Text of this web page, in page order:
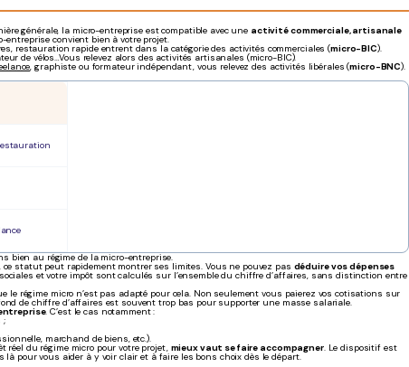
générale, la micro-entreprise est compatible avec une activité commerciale, artisanale
entreprise convient bien à votre projet.
restauration rapide entrent dans la catégorie des activités commerciales (micro-BIC).
de vélos…Vous relevez alors des activités artisanales (micro-BIC).
, graphiste ou formateur indépendant, vous relevez des activités libérales (micro-BNC).
bien au régime de la micro-entreprise.
statut peut rapidement montrer ses limites. Vous ne pouvez pas déduire vos dépenses
et votre impôt sont calculés sur l’ensemble du chiffre d’affaires, sans distinction entre
le régime micro n’est pas adapté pour cela. Non seulement vous paierez vos cotisations sur
de chiffre d’affaires est souvent trop bas pour supporter une masse salariale.
. C’est le cas notamment :
;
marchand de biens, etc.).
réel du régime micro pour votre projet, mieux vaut se faire accompagner. Le dispositif est
pour vous aider à y voir clair et à faire les bons choix dès le départ.